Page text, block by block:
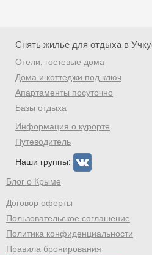
Снять жилье для отдыха в
Отели, гостевые дома
Дома и коттеджи под ключ
Апартаменты посуточно
Базы отдыха
Информация о курорте
Путеводитель
Наши группы:
Блог о Крыме
Договор оферты
Пользовательское соглашение
Политика конфиденциальности
Правила бронирования
Скидка
Хочешь дешевле?
промокод на первое